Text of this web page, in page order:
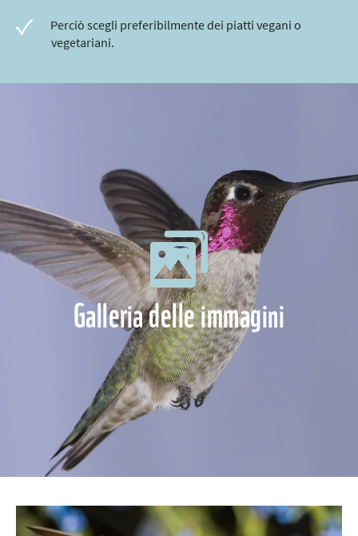
Perciò scegli preferibilmente dei piatti vegani o
vegetariani.
Galleria delle immagini